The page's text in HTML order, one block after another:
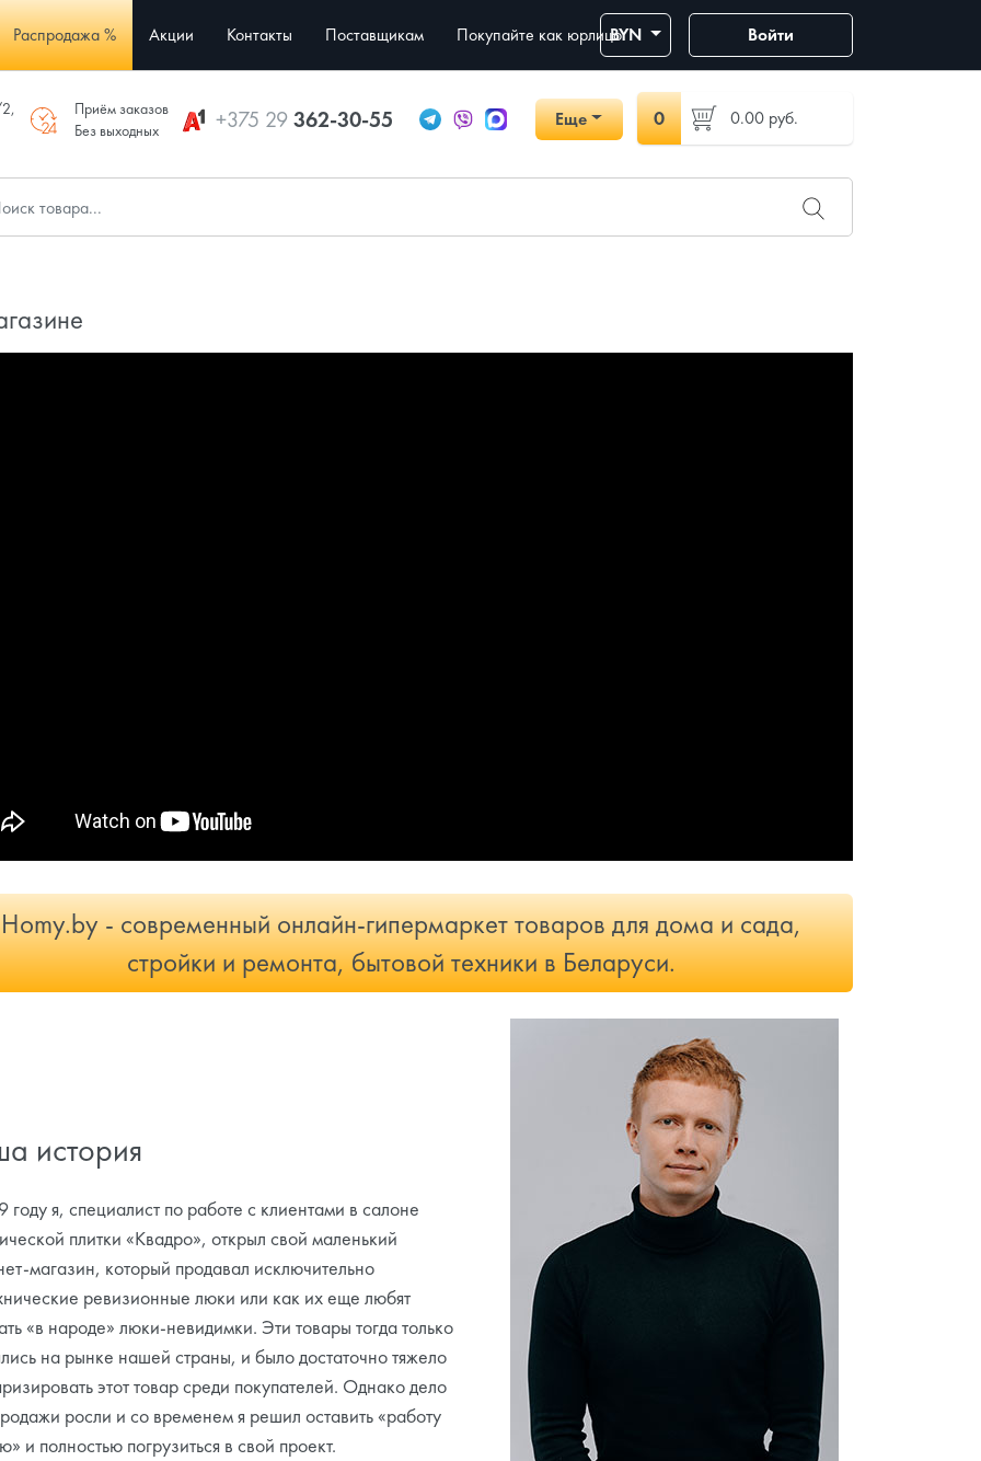
Распродажа % Акции Контакты Поставщикам Покупайте как юрлицоBYN Войти
Приём заказов
Без выходных
+375 29362-30-55 Еще 0 0.00 руб.
Homy.by - современный онлайн-гипермаркет товаров для дома и сада,
стройки и ремонта, бытовой техники в Беларуси.
история
я, специалист по работе с клиентами в салоне
плитки «Квадро», открыл свой маленький
магазин, который продавал исключительно
ревизионные люки или как их еще любят
«в народе» люки-невидимки. Эти товары тогда только
на рынке нашей страны, и было достаточно тяжело
этот товар среди покупателей. Однако дело
росли и со временем я решил оставить «работу
и полностью погрузиться в свой проект.